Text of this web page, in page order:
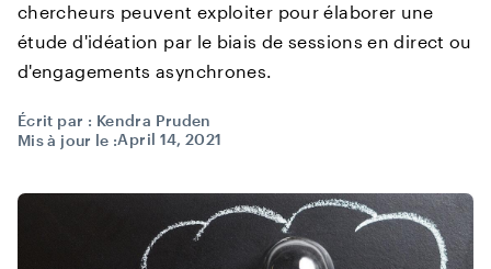
chercheurs peuvent exploiter pour élaborer une
étude d'idéation par le biais de sessions en direct ou
d'engagements asynchrones.
Écrit par : Kendra Pruden
Mis à jour le :April 14, 2021